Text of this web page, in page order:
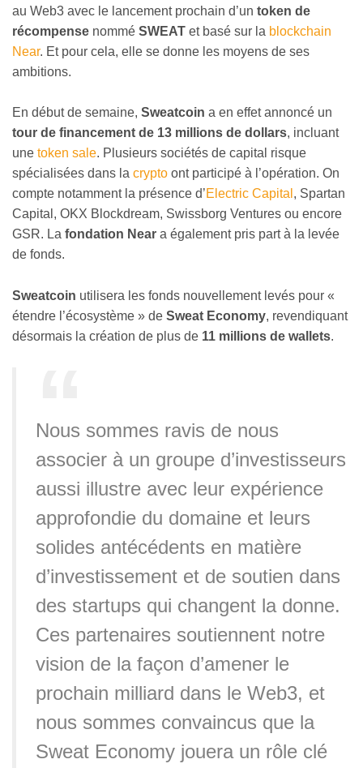
au Web3 avec le lancement prochain d’un token de
récompense nommé SWEAT et basé sur la blockchain
Near. Et pour cela, elle se donne les moyens de ses
ambitions.
En début de semaine, Sweatcoin a en effet annoncé un
tour de financement de 13 millions de dollars, incluant
une token sale. Plusieurs sociétés de capital risque
spécialisées dans la crypto ont participé à l’opération. On
compte notamment la présence d’Electric Capital , Spartan
Capital, OKX Blockdream, Swissborg Ventures ou encore
GSR. La fondation Near a également pris part à la levée
de fonds.
Sweatcoin utilisera les fonds nouvellement levés pour «
étendre l’écosystème » de Sweat Economy, revendiquant
désormais la création de plus de 11 millions de wallets.
Nous sommes ravis de nous
associer à un groupe d’investisseurs
aussi illustre avec leur expérience
approfondie du domaine et leurs
solides antécédents en matière
d’investissement et de soutien dans
des startups qui changent la donne.
Ces partenaires soutiennent notre
vision de la façon d’amener le
prochain milliard dans le Web3, et
nous sommes convaincus que la
Sweat Economy jouera un rôle clé